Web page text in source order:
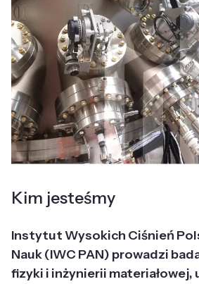
Kim jesteśmy
Instytut Wysokich Ciśnień
Nauk (IWC PAN) prowadzi
fizyki i inżynierii materiałowej,